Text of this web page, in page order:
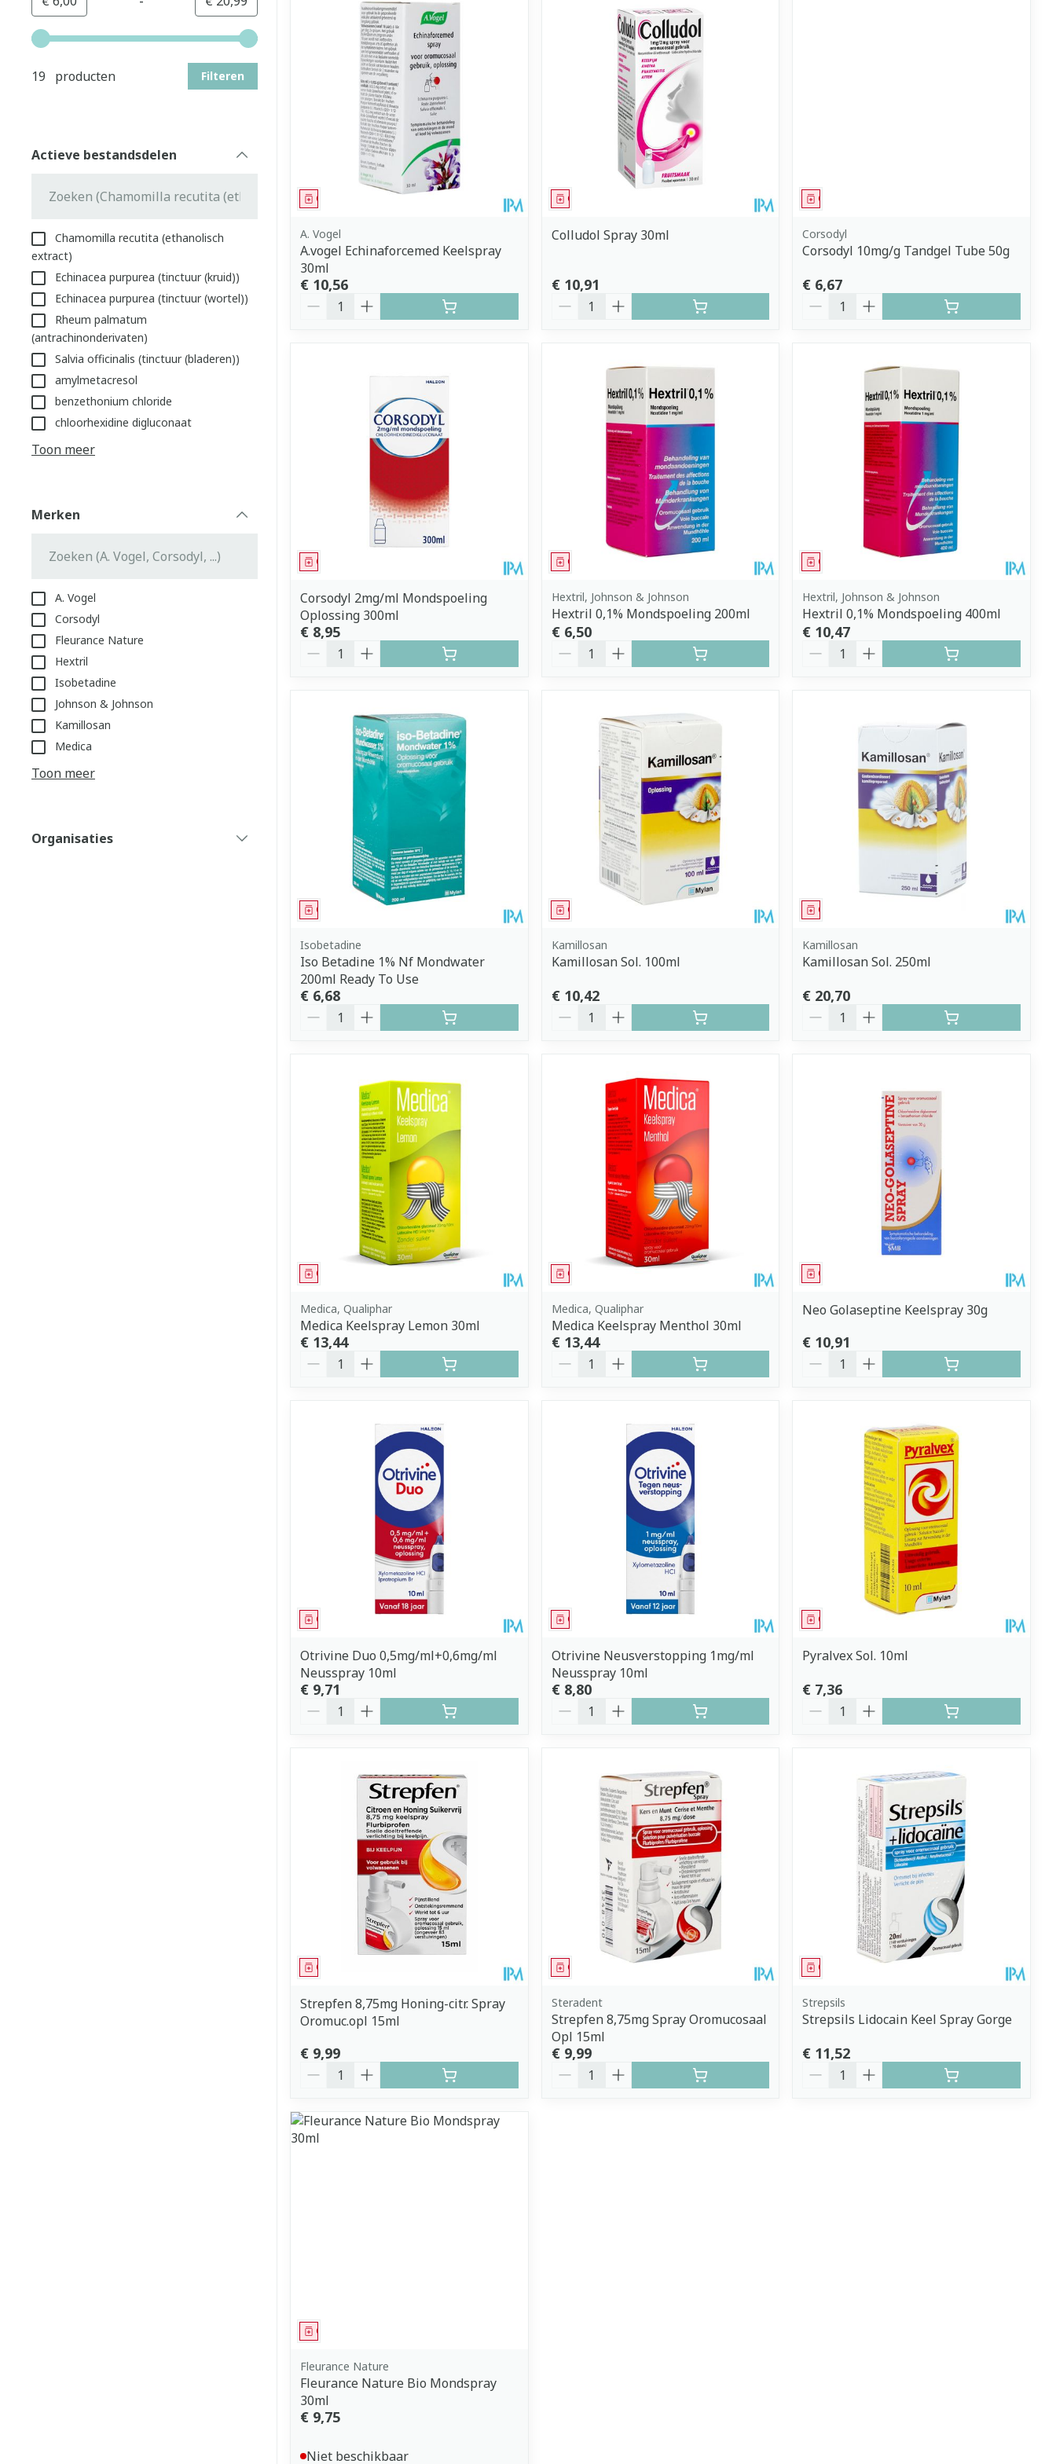
Gebruik de pijltjestoetsen links en rechts om de minimale en maximale prijswaarden aan te passen.
19 producten
Filteren
Actieve bestandsdelen
Chamomilla recutita (ethanolisch
extract)
Echinacea purpurea (tinctuur (kruid))
Echinacea purpurea (tinctuur (wortel))
Rheum palmatum
(antrachinonderivaten)
Salvia officinalis (tinctuur (bladeren))
amylmetacresol
benzethonium chloride
chloorhexidine digluconaat
Toon meer
Merken
A. Vogel
Corsodyl
Fleurance Nature
Hextril
Isobetadine
Johnson & Johnson
Kamillosan
Medica
Toon meer
Organisaties
Geneesmiddel
A. Vogel
A.vogel Echinaforcemed Keelspray
30ml
€ 10,56
Aantal
Geneesmiddel
Colludol Spray 30ml
€ 10,91
Aantal
Geneesmiddel
Corsodyl
Corsodyl 10mg/g Tandgel Tube 50g
€ 6,67
Aantal
Geneesmiddel
Corsodyl 2mg/ml Mondspoeling
Oplossing 300ml
€ 8,95
Aantal
Geneesmiddel
Hextril, Johnson & Johnson
Hextril 0,1% Mondspoeling 200ml
€ 6,50
Aantal
Geneesmiddel
Hextril, Johnson & Johnson
Hextril 0,1% Mondspoeling 400ml
€ 10,47
Aantal
Geneesmiddel
Isobetadine
Iso Betadine 1% Nf Mondwater
200ml Ready To Use
€ 6,68
Aantal
Geneesmiddel
Kamillosan
Kamillosan Sol. 100ml
€ 10,42
Aantal
Geneesmiddel
Kamillosan
Kamillosan Sol. 250ml
€ 20,70
Aantal
Geneesmiddel
Medica, Qualiphar
Medica Keelspray Lemon 30ml
€ 13,44
Aantal
Geneesmiddel
Medica, Qualiphar
Medica Keelspray Menthol 30ml
€ 13,44
Aantal
Geneesmiddel
Neo Golaseptine Keelspray 30g
€ 10,91
Aantal
Geneesmiddel
Otrivine Duo 0,5mg/ml+0,6mg/ml
Neusspray 10ml
€ 9,71
Aantal
Geneesmiddel
Otrivine Neusverstopping 1mg/ml
Neusspray 10ml
€ 8,80
Aantal
Geneesmiddel
Pyralvex Sol. 10ml
€ 7,36
Aantal
Geneesmiddel
Strepfen 8,75mg Honing-citr. Spray
Oromuc.opl 15ml
€ 9,99
Aantal
Geneesmiddel
Steradent
Strepfen 8,75mg Spray Oromucosaal
Opl 15ml
€ 9,99
Aantal
Geneesmiddel
Strepsils
Strepsils Lidocain Keel Spray Gorge
€ 11,52
Aantal
Geneesmiddel
Fleurance Nature
Fleurance Nature Bio Mondspray
30ml
€ 9,75
Niet beschikbaar